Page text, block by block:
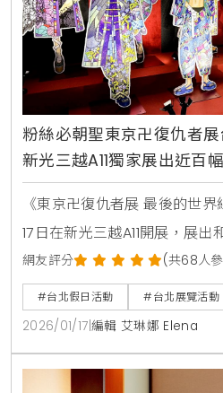
粉絲必朝聖東京卍復仇者展
新光三越A11獨家展出近百
互動體驗區
《東京卍復仇者展 最後的世
17日在新光三越A11開展，展出
近百幅複製原畫及台北限定「
售百款台日限定周邊。
網友評分 (共68人
#台北假日活動 #台北展覽活動
2026/01/17 編輯 艾琳娜 Elena